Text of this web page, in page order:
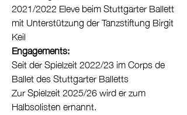
2021/2022 Eleve beim Stuttgarter Ballett
mit Unterstützung der Tanzstiftung Birgit
Keil
Engagements:
Seit der Spielzeit 2022/23 im Corps de
Ballet des Stuttgarter Balletts
Zur Spielzeit 2025/26 wird er zum
Halbsolisten ernannt.